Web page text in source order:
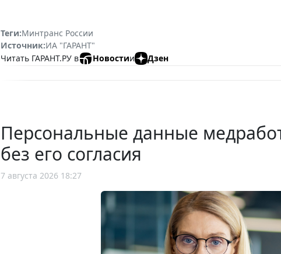
Теги:Минтранс России
Источник:ИА "ГАРАНТ"
Читать ГАРАНТ.РУ в
Новостии Дзен
Персональные данные
без его согласия
7 августа 2026 18:27